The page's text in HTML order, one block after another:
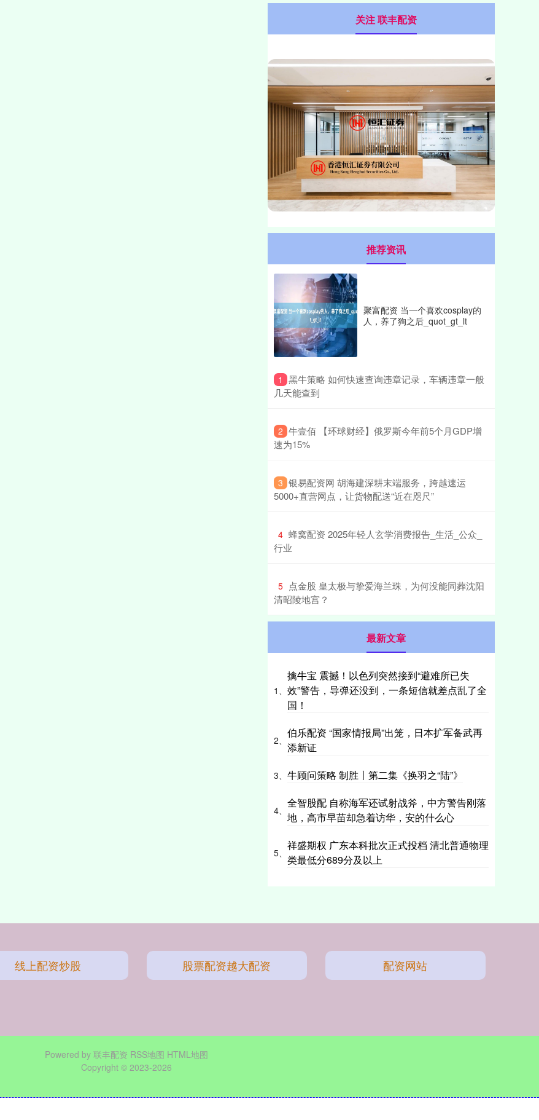
关注 联丰配资
推荐资讯
聚富配资 当一个喜欢cosplay的
人，养了狗之后_quot_gt_lt
1 ​黑牛策略 如何快速查询违章记录，车辆违章一般
几天能查到
2 ​牛壹佰 【环球财经】俄罗斯今年前5个月GDP增
速为15%
3 ​银易配资网 胡海建深耕末端服务，跨越速运
5000+直营网点，让货物配送“近在咫尺”
4 ​蜂窝配资 2025年轻人玄学消费报告_生活_公众_
行业
5 ​点金股 皇太极与挚爱海兰珠，为何没能同葬沈阳
清昭陵地宫？
最新文章
1、
擒牛宝 震撼！以色列突然接到“避难所已失
效”警告，导弹还没到，一条短信就差点乱了全
国！
2、
伯乐配资 “国家情报局”出笼，日本扩军备武再
添新证
3、 牛顾问策略 制胜丨第二集《换羽之“陆”》
4、
全智股配 自称海军还试射战斧，中方警告刚落
地，高市早苗却急着访华，安的什么心
5、
祥盛期权 广东本科批次正式投档 清北普通物理
类最低分689分及以上
线上配资炒股 股票配资越大配资 配资网站
Powered by 联丰配资 RSS地图 HTML地图
Copyright © 2023-2026